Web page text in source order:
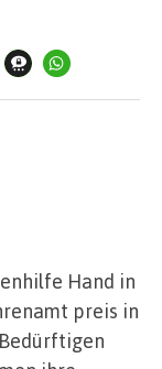
Hand in
preis in